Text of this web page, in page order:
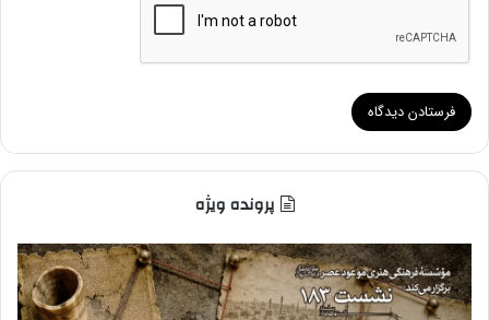
پرونده ویژه